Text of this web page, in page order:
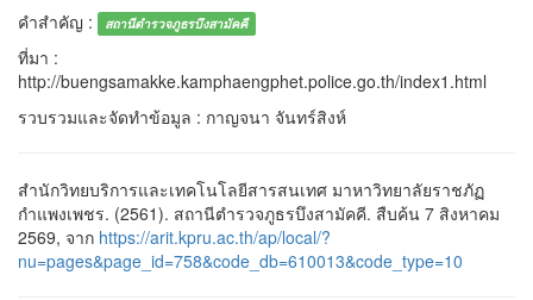
คำสำคัญ :
สถานีตำรวจภูธรบึงสามัคคี
ที่มา :
http://buengsamakke.kamphaengphet.police.go.th/index1.html
รวบรวมและจัดทำข้อมูล : กาญจนา จันทร์สิงห์
สำนักวิทยบริการและเทคโนโลยีสารสนเทศ มาหาวิทยาลัยราชภัฏ
กำแพงเพชร. (2561). สถานีตำรวจภูธรบึงสามัคคี. สืบค้น 7 สิงหาคม
2569, จาก https://arit.kpru.ac.th/ap/local/?
nu=pages&page_id=758&code_db=610013&code_type=10